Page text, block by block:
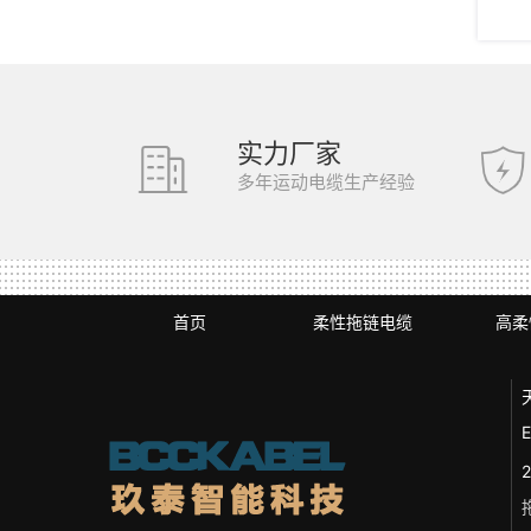
实力厂家
多年运动电缆生产经验
首页 柔性拖链电缆 高